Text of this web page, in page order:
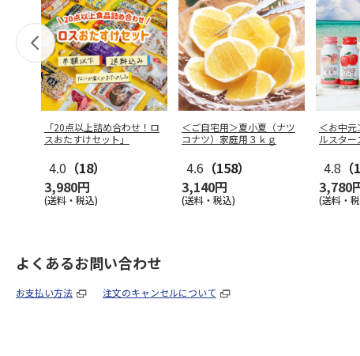
「20点以上詰め合わせ！ロ
スおたすけセット」
4.0 （18）
3,980円
(送料・税込)
＜ご自宅用＞夏小夏（ナツ
コナツ）家庭用３ｋｇ
4.6 （158）
3,140円
(送料・税込)
＜お中元
ルスター
4.8
3,780
(送料・
よくあるお問い合わせ
お支払い方法 注文のキャンセルについて